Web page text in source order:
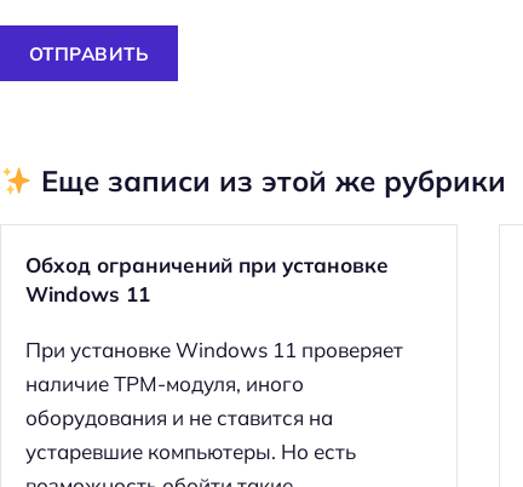
ОТПРАВИТЬ
Еще записи из этой же рубрики
Обход ограничений при установке
Windows 11
При установке Windows 11 проверяет
наличие TPM-модуля, иного
оборудования и не ставится на
устаревшие компьютеры. Но есть